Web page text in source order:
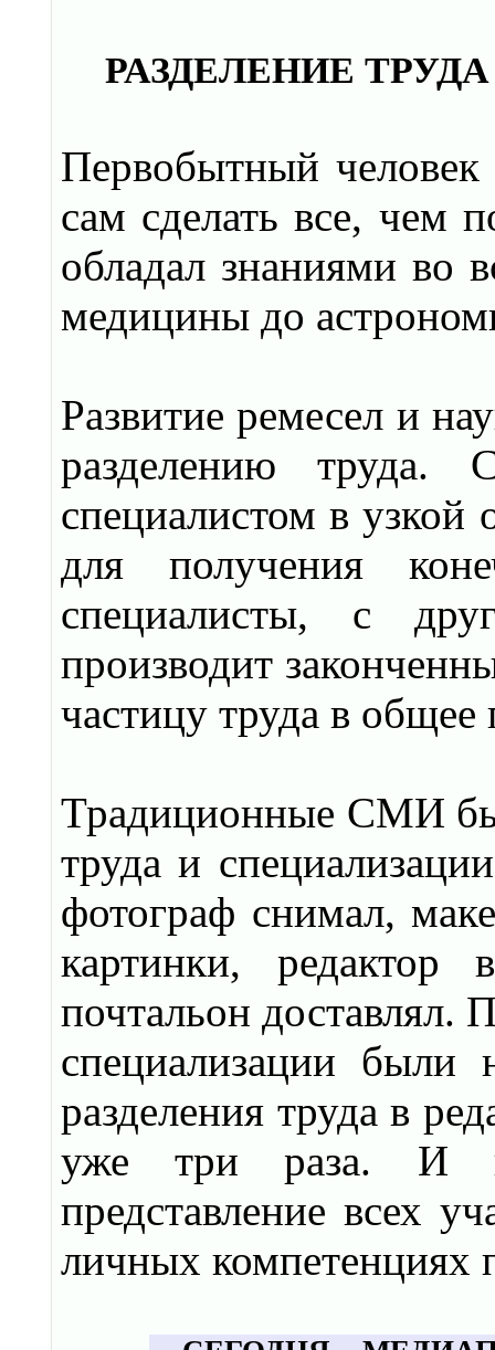
РАЗДЕЛЕНИЕ
Первобытный
сам сделать все, чем
обладал знаниями во
медицины до
Развитие ремесел и
разделению труда.
специалистом в
для получения
специалисты, с
производит
частицу труда в общее
Традиционные СМИ
труда и
фотограф снимал,
картинки, редактор
почтальон доставлял.
специализации
разделения труда в
уже три раза. И
представление всех
личных компетенциях